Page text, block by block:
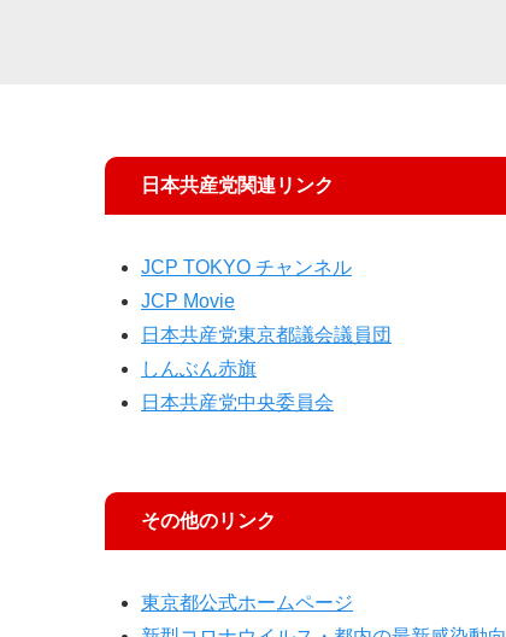
日本共産党関連リンク
JCP TOKYO チャンネル
JCP Movie
日本共産党東京都議会議員団
しんぶん赤旗
日本共産党中央委員会
その他のリンク
東京都公式ホームページ